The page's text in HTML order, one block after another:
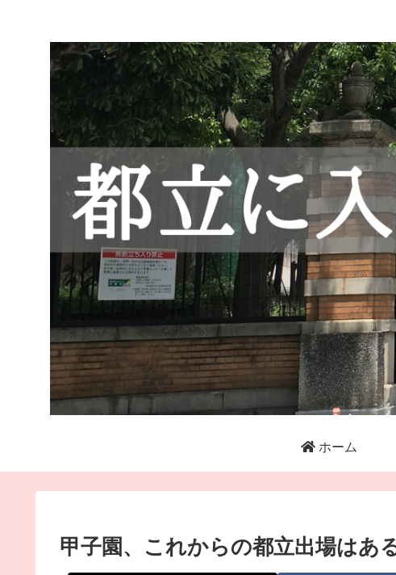
ホーム
甲子園、これからの都立出場はあ